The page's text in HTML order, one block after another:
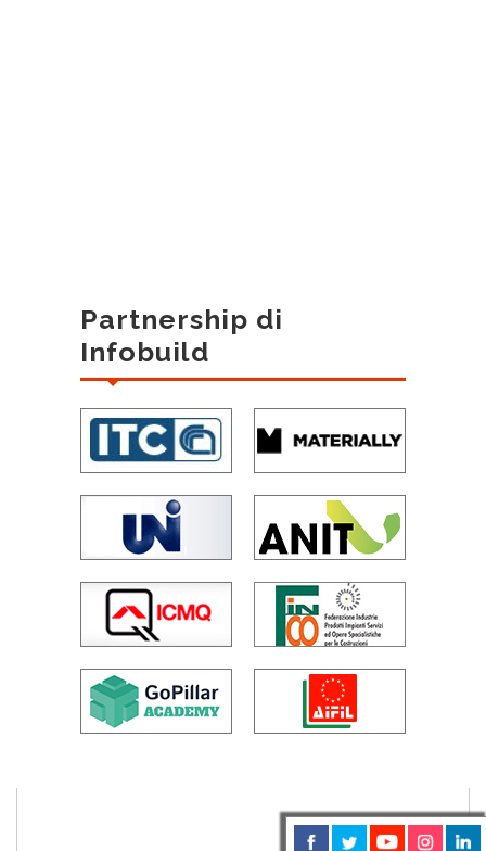
Partnership di
Infobuild